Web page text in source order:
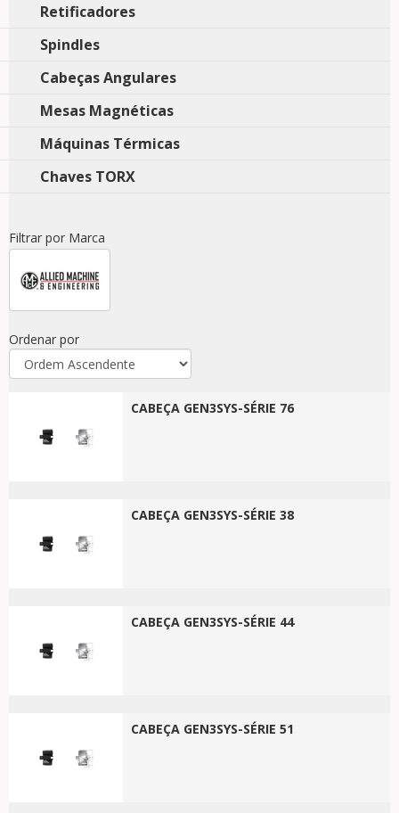
Retificadores
Spindles
Cabeças Angulares
Mesas Magnéticas
Máquinas Térmicas
Chaves TORX
Filtrar por Marca
Ordenar por
CABEÇA GEN3SYS-SÉRIE 76
CABEÇA GEN3SYS-SÉRIE 38
CABEÇA GEN3SYS-SÉRIE 44
CABEÇA GEN3SYS-SÉRIE 51